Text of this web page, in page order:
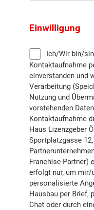
Einwilligung
Kontaktaufnahme
einverstanden und
Verarbeitung
Nutzung und
vorstehenden
Kontaktaufnahme
Haus Lizenzgeber
Sportplatzgasse
Franchise-Partner)
erfolgt nur, um mir/
personalisierte
Hausbau per Brief,
Chat oder durch